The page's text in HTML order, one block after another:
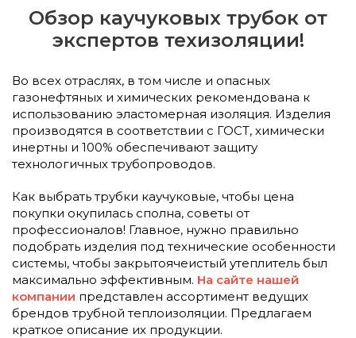
Обзор каучуковых трубок от
экспертов техизоляции!
Во всех отраслях, в том числе и опасных
газонефтяных и химических рекомендована к
использованию эластомерная изоляция. Изделия
производятся в соответствии с ГОСТ, химически
инертны и 100% обеспечивают защиту
технологичных трубопроводов.
Как выбрать трубки каучуковые, чтобы цена
покупки окупилась сполна, советы от
профессионалов! Главное, нужно правильно
подобрать изделия под технические особенности
системы, чтобы закрытоячеистый утеплитель был
максимально эффективным. На сайте нашей
компании представлен ассортимент ведущих
брендов трубной теплоизоляции. Предлагаем
краткое описание их продукции.